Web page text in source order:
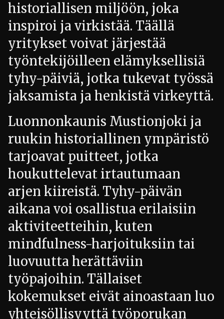
historiallisen miljöön, joka
inspiroi ja virkistää. Täällä
yritykset voivat järjestää
työntekijöilleen elämyksellisiä
tyhy-päiviä, jotka tukevat työssä
jaksamista ja henkistä virkeyttä.
Luonnonkaunis Mustionjoki ja
ruukin historiallinen ympäristö
tarjoavat puitteet, jotka
houkuttelevat irtautumaan
arjen kiireistä. Tyhy-päivän
aikana voi osallistua erilaisiin
aktiviteetteihin, kuten
mindfulness-harjoituksiin tai
luovuutta herättäviin
työpajoihin. Tällaiset
kokemukset eivät ainoastaan luo
yhteisöllisyyttä työporukan